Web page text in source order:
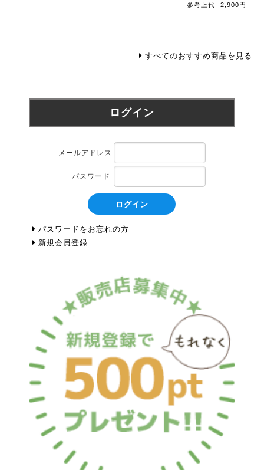
参考上代
2,900円
すべてのおすすめ商品を見る
ログイン
メールアドレス
パスワード
ログイン
パスワードをお忘れの方
新規会員登録